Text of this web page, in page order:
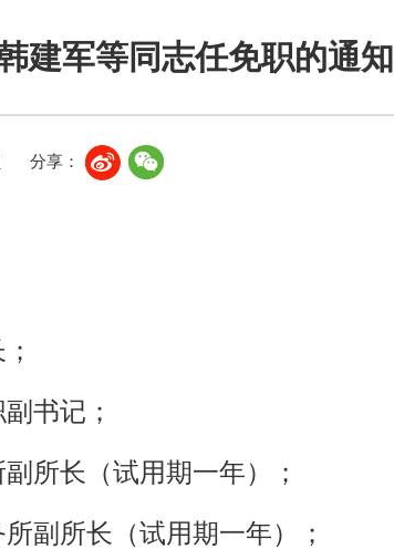
建军等同志任免职的通知
分享：
书记；
所长（试用期一年）；
副所长（试用期一年）；